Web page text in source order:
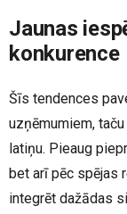
Jaunas
konkurence
Šīs tendences
uzņēmumiem,
latiņu. Pieaug
bet arī pēc spējas
integrēt dažādas